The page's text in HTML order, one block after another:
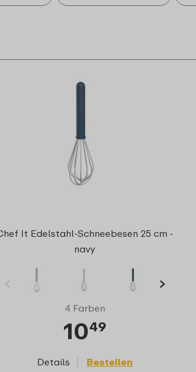
It Edelstahl-Schneebesen 25 cm -
navy
4 Farben
1049
Details Bestellen